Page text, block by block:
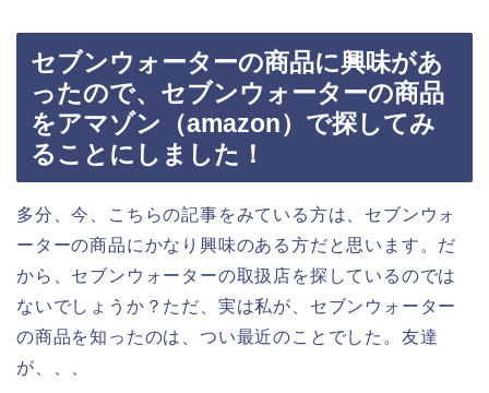
セブンウォーターの商品に興味があ
ったので、セブンウォーターの商品
をアマゾン（amazon）で探してみ
ることにしました！
多分、今、こちらの記事をみている方は、セブンウォ
ーターの商品にかなり興味のある方だと思います。だ
から、セブンウォーターの取扱店を探しているのでは
ないでしょうか？ただ、実は私が、セブンウォーター
の商品を知ったのは、つい最近のことでした。友達
が、、、